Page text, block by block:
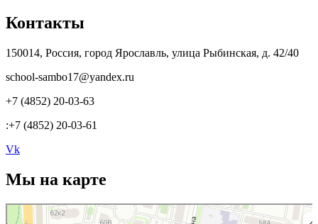
Контакты
150014, Россия, город Ярославль, улица Рыбинская, д. 42/40
school-sambo17@yandex.ru
+7 (4852) 20-03-63
:+7 (4852) 20-03-61
Vk
Мы на карте
Ярославль
Рыбинская улица, 42/40 — Яндекс.Карты